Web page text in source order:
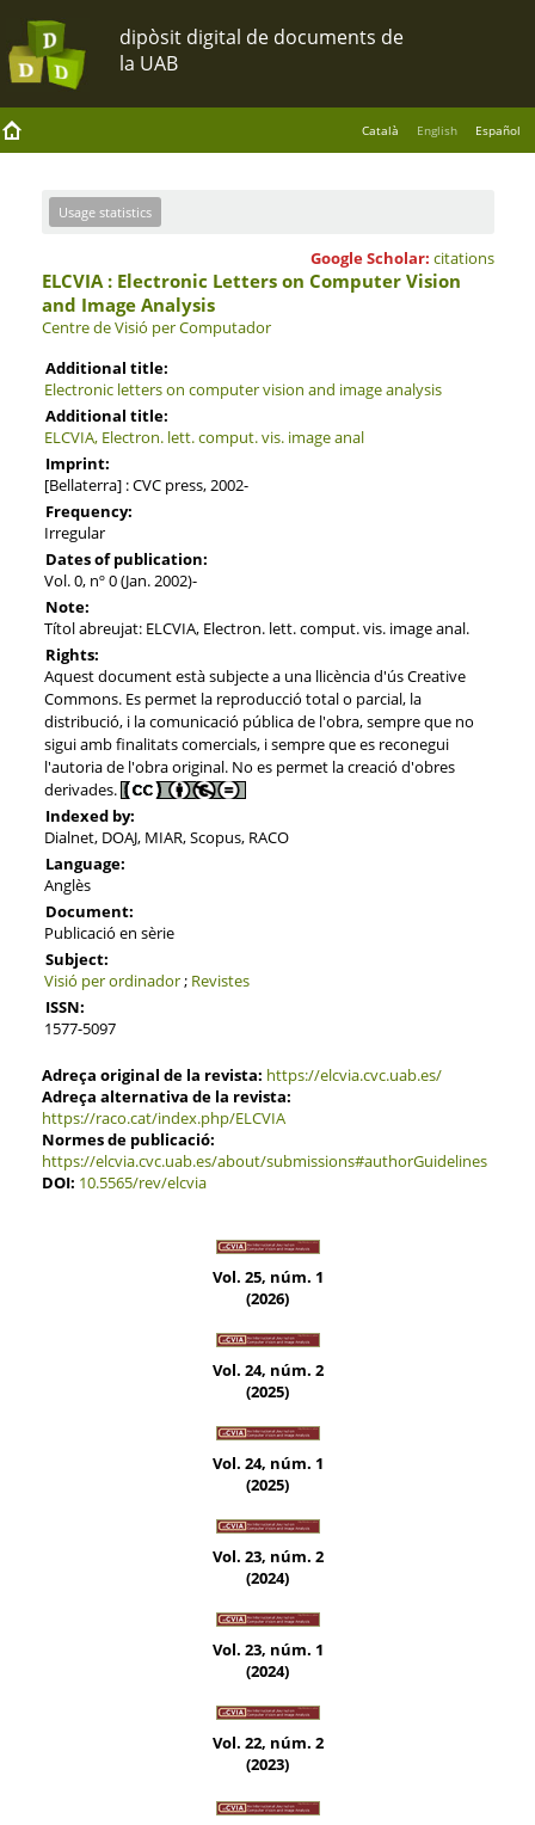
Català English Español
Usage statistics
Google Scholar: citations
ELCVIA : Electronic Letters on Computer Vision
and Image Analysis
Centre de Visió per Computador
Additional title:
Electronic letters on computer vision and image analysis
Additional title:
ELCVIA, Electron. lett. comput. vis. image anal
Imprint:
[Bellaterra] : CVC press, 2002-
Frequency:
Irregular
Dates of publication:
Vol. 0, nº 0 (Jan. 2002)-
Note:
Títol abreujat: ELCVIA, Electron. lett. comput. vis. image anal.
Rights:
Aquest document està subjecte a una llicència d'ús Creative
Commons. Es permet la reproducció total o parcial, la
distribució, i la comunicació pública de l'obra, sempre que no
sigui amb finalitats comercials, i sempre que es reconegui
l'autoria de l'obra original. No es permet la creació d'obres
derivades.
Indexed by:
Dialnet, DOAJ, MIAR, Scopus, RACO
Language:
Anglès
Document:
Publicació en sèrie
Subject:
Visió per ordinador; Revistes
ISSN:
1577-5097
Adreça original de la revista: https://elcvia.cvc.uab.es/
Adreça alternativa de la revista:
https://raco.cat/index.php/ELCVIA
Normes de publicació:
https://elcvia.cvc.uab.es/about/submissions#authorGuidelines
DOI: 10.5565/rev/elcvia
Vol. 25, núm. 1
(2026)
Vol. 24, núm. 2
(2025)
Vol. 24, núm. 1
(2025)
Vol. 23, núm. 2
(2024)
Vol. 23, núm. 1
(2024)
Vol. 22, núm. 2
(2023)